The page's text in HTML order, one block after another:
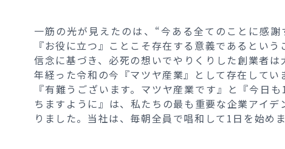
一筋の光が見えたのは、“今ある全てのことに感
『お役に立つ』ことこそ存在する意義であるという
信念に基づき、必死の想いでやりくりした創業者
年経った令和の今『マツヤ産業』として存在してい
『有難うございます。マツヤ産業です』と『今日
ちますように』は、私たちの最も重要な企業アイ
りました。当社は、毎朝全員で唱和して1日を始めま